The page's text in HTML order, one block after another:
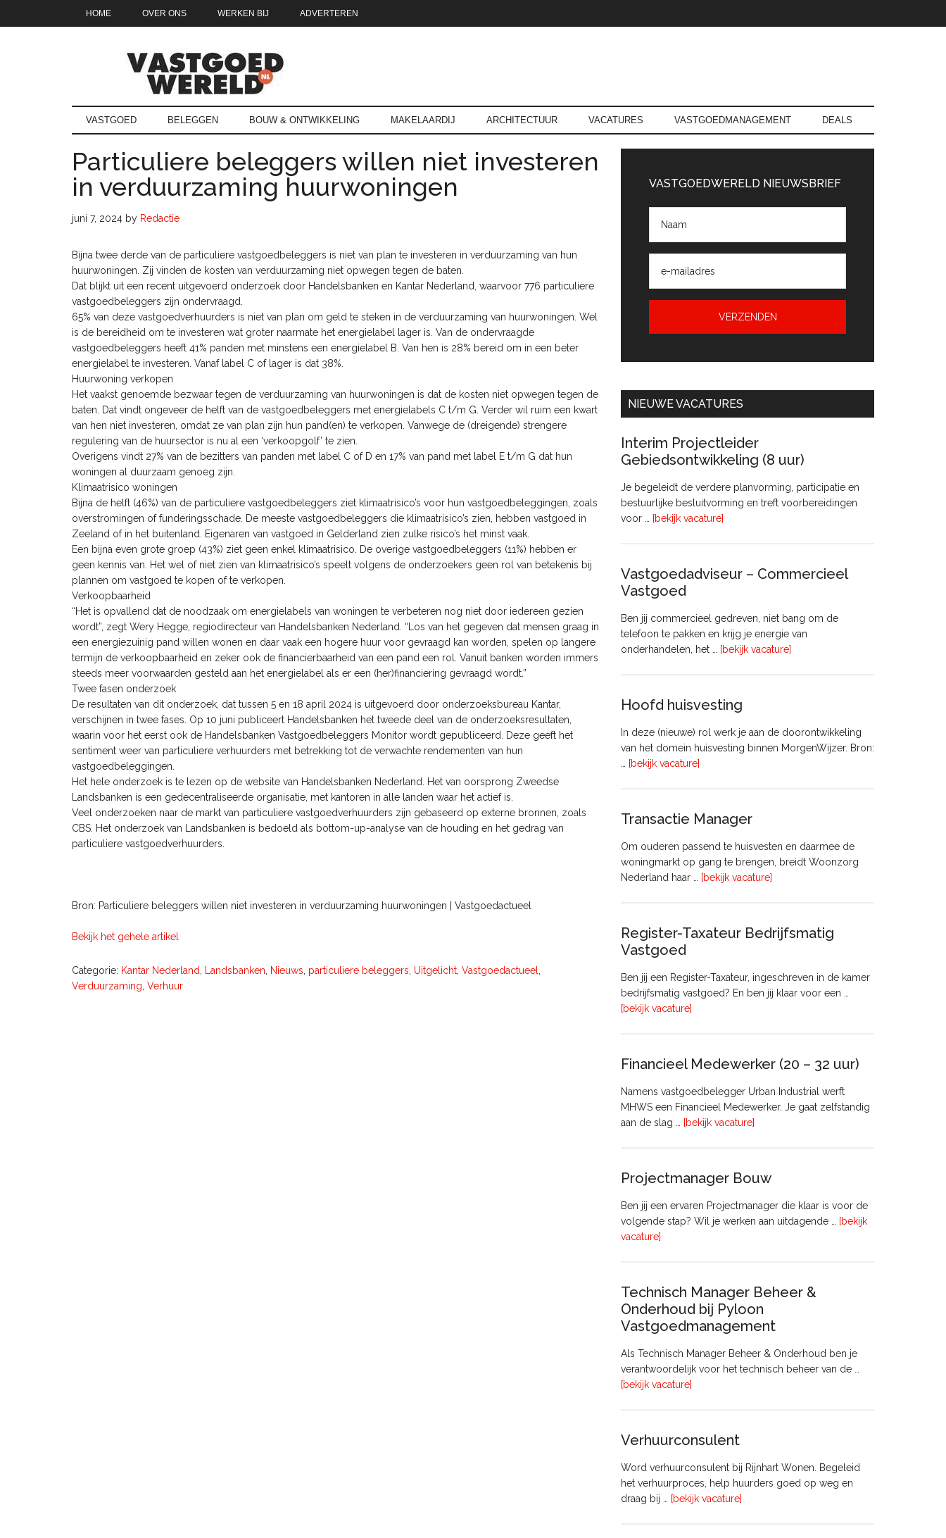
HOME OVER ONS WERKEN BIJ ADVERTEREN
Vastgoedwereld.nl
vastgoedwereld.nl
VASTGOED BELEGGEN BOUW & ONTWIKKELING MAKELAARDIJ ARCHITECTUUR VACATURES VASTGOEDMANAGEMENT DEALS
Particuliere beleggers willen niet investeren
in verduurzaming huurwoningen
juni 7, 2024 by Redactie
Bijna twee derde van de particuliere vastgoedbeleggers is niet van plan te investeren in verduurzaming van hun
huurwoningen. Zij vinden de kosten van verduurzaming niet opwegen tegen de baten.
Dat blijkt uit een recent uitgevoerd onderzoek door Handelsbanken en Kantar Nederland, waarvoor 776 particuliere
vastgoedbeleggers zijn ondervraagd.
65% van deze vastgoedverhuurders is niet van plan om geld te steken in de verduurzaming van huurwoningen. Wel
is de bereidheid om te investeren wat groter naarmate het energielabel lager is. Van de ondervraagde
vastgoedbeleggers heeft 41% panden met minstens een energielabel B. Van hen is 28% bereid om in een beter
energielabel te investeren. Vanaf label C of lager is dat 38%.
Huurwoning verkopen
Het vaakst genoemde bezwaar tegen de verduurzaming van huurwoningen is dat de kosten niet opwegen tegen de
baten. Dat vindt ongeveer de helft van de vastgoedbeleggers met energielabels C t/m G. Verder wil ruim een kwart
van hen niet investeren, omdat ze van plan zijn hun pand(en) te verkopen. Vanwege de (dreigende) strengere
regulering van de huursector is nu al een ‘verkoopgolf’ te zien.
Overigens vindt 27% van de bezitters van panden met label C of D en 17% van pand met label E t/m G dat hun
woningen al duurzaam genoeg zijn.
Klimaatrisico woningen
Bijna de helft (46%) van de particuliere vastgoedbeleggers ziet klimaatrisico’s voor hun vastgoedbeleggingen, zoals
overstromingen of funderingsschade. De meeste vastgoedbeleggers die klimaatrisico’s zien, hebben vastgoed in
Zeeland of in het buitenland. Eigenaren van vastgoed in Gelderland zien zulke risico’s het minst vaak.
Een bijna even grote groep (43%) ziet geen enkel klimaatrisico. De overige vastgoedbeleggers (11%) hebben er
geen kennis van. Het wel of niet zien van klimaatrisico’s speelt volgens de onderzoekers geen rol van betekenis bij
plannen om vastgoed te kopen of te verkopen.
Verkoopbaarheid
“Het is opvallend dat de noodzaak om energielabels van woningen te verbeteren nog niet door iedereen gezien
wordt”, zegt Wery Hegge, regiodirecteur van Handelsbanken Nederland. “Los van het gegeven dat mensen graag in
een energiezuinig pand willen wonen en daar vaak een hogere huur voor gevraagd kan worden, spelen op langere
termijn de verkoopbaarheid en zeker ook de financierbaarheid van een pand een rol. Vanuit banken worden immers
steeds meer voorwaarden gesteld aan het energielabel als er een (her)financiering gevraagd wordt.”
Twee fasen onderzoek
De resultaten van dit onderzoek, dat tussen 5 en 18 april 2024 is uitgevoerd door onderzoeksbureau Kantar,
verschijnen in twee fases. Op 10 juni publiceert Handelsbanken het tweede deel van de onderzoeksresultaten,
waarin voor het eerst ook de Handelsbanken Vastgoedbeleggers Monitor wordt gepubliceerd. Deze geeft het
sentiment weer van particuliere verhuurders met betrekking tot de verwachte rendementen van hun
vastgoedbeleggingen.
Het hele onderzoek is te lezen op de website van Handelsbanken Nederland. Het van oorsprong Zweedse
Landsbanken is een gedecentraliseerde organisatie, met kantoren in alle landen waar het actief is.
Veel onderzoeken naar de markt van particuliere vastgoedverhuurders zijn gebaseerd op externe bronnen, zoals
CBS. Het onderzoek van Landsbanken is bedoeld als bottom-up-analyse van de houding en het gedrag van
particuliere vastgoedverhuurders.
Bron: Particuliere beleggers willen niet investeren in verduurzaming huurwoningen | Vastgoedactueel
Bekijk het gehele artikel
Categorie: Kantar Nederland Landsbanken Nieuws particuliere beleggers Uitgelicht Vastgoedactueel
Verduurzaming Verhuur
Sidebar
VASTGOEDWERELD NIEUWSBRIEF
NIEUWE VACATURES
Interim Projectleider
Gebiedsontwikkeling (8 uur)
Je begeleidt de verdere planvorming, participatie en
bestuurlijke besluitvorming en treft voorbereidingen
voor …
[bekijk vacature]
uur)
Vastgoedadviseur – Commercieel
Vastgoed
Ben jij commercieel gedreven, niet bang om de
telefoon te pakken en krijg je energie van
onderhandelen, het …
[bekijk vacature]
Hoofd huisvesting
In deze (nieuwe) rol werk je aan de doorontwikkeling
van het domein huisvesting binnen MorgenWijzer. Bron:
[bekijk vacature]
Transactie Manager
Om ouderen passend te huisvesten en daarmee de
woningmarkt op gang te brengen, breidt Woonzorg
Nederland haar …
[bekijk vacature]
Register-Taxateur Bedrijfsmatig
Vastgoed
Ben jij een Register-Taxateur, ingeschreven in de kamer
bedrijfsmatig vastgoed? En ben jij klaar voor een …
[bekijk vacature]
Financieel Medewerker (20 – 32 uur)
Namens vastgoedbelegger Urban Industrial werft
MHWS een Financieel Medewerker. Je gaat zelfstandig
aan de slag …
[bekijk vacature]
32
Projectmanager Bouw
Ben jij een ervaren Projectmanager die klaar is voor de
volgende stap? Wil je werken aan uitdagende …
[bekijk
vacature]
Technisch Manager Beheer &
Onderhoud bij Pyloon
Vastgoedmanagement
Als Technisch Manager Beheer & Onderhoud ben je
verantwoordelijk voor het technisch beheer van de …
[bekijk vacature]
Onderhoud
Pyloon
Vastgoedmanagement
Verhuurconsulent
Word verhuurconsulent bij Rijnhart Wonen. Begeleid
het verhuurproces, help huurders goed op weg en
draag bij …
[bekijk vacature]